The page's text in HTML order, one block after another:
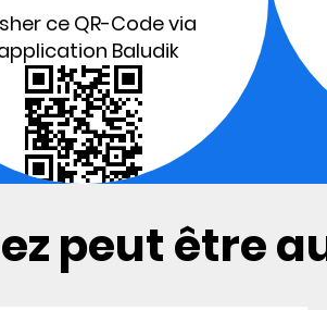
ce QR-Code via
Baludik
peut être